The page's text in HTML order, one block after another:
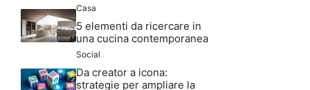
Casa
5 elementi da ricercare in
una cucina contemporanea
Social
Da creator a icona:
strategie per ampliare la